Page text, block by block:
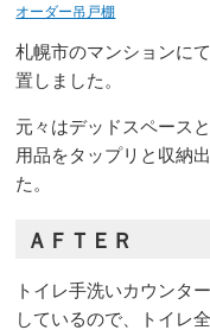
オーダー吊戸棚
札幌市のマンションに
置しました。
元々はデッドスペース
用品をタップリと収納
た。
ＡＦＴＥＲ
トイレ手洗いカウンタ
しているので、トイレ